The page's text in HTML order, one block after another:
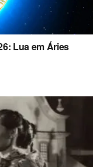
Lua em Áries